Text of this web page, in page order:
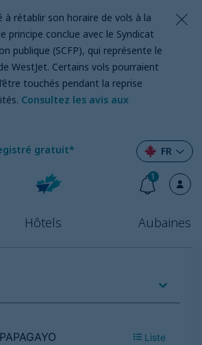
à rétablir son horaire de vols à la
principe conclue avec le Syndicat
publique (SCFP), qui représente le
WestJet. Certains vols pourraient
touchés pendant la reprise
Consultez les avis aux
gratuit*
Hôtels Aubaines
FR
1